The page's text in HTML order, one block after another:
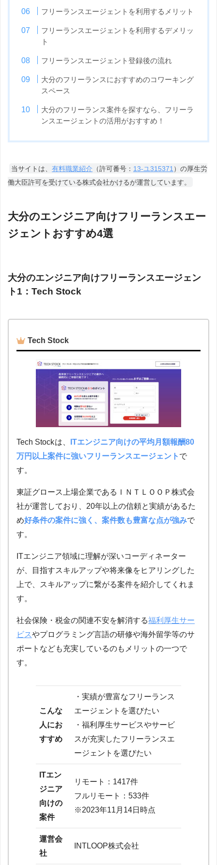
フリーランスエージェントを利用するメリット
フリーランスエージェントを利用するデメリッ
ト
フリーランスエージェント登録後の流れ
大分のフリーランスにおすすめのコワーキング
スペース
大分のフリーランス案件を探すなら、フリーラ
ンスエージェントの活用がおすすめ！
当サイトは、有料職業紹介 （許可番号： 13-ユ315371 ）の厚生労
働大臣許可を受けている株式会社かけるが運営しています。
大分のエンジニア向けフリーランスエー
ジェントおすすめ4選
大分のエンジニア向けフリーランスエージェン
ト1：Tech Stock
Tech Stock
Tech Stockは、
ITエンジニア向けの平均月額報酬80
万円以上案件に強いフリーランスエージェント で
す。
東証グロース上場企業であるＩＮＴＬＯＯＰ株式会
社が運営しており、20年以上の信頼と実績があるた
め好条件の案件に強く、案件数も豊富な点が強みで
す。
ITエンジニア領域に理解が深いコーディネーター
が、目指すスキルアップや将来像をヒアリングした
上で、スキルアップに繋がる案件を紹介してくれま
す。
社会保険・税金の関連不安を解消する福利厚生サー
ビスやプログラミング言語の研修や海外留学等のサ
ポートなども充実しているのもメリットの一つで
す。
こんな
人にお
すすめ
・実績が豊富なフリーランス
エージェントを選びたい
・福利厚生サービスやサービ
スが充実したフリーランスエ
ージェントを選びたい
ITエン
ジニア
向けの
案件
リモート：1417件
フルリモート：533件
※2023年11月14日時点
運営会
社
INTLOOP株式会社